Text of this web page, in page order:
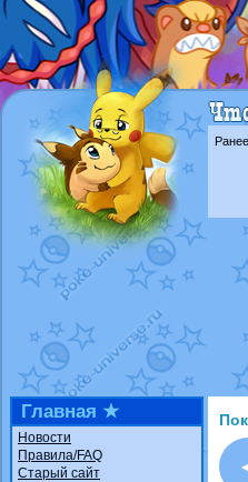
Ранее
Главная ★
Новости
Правила/FAQ
Старый сайт